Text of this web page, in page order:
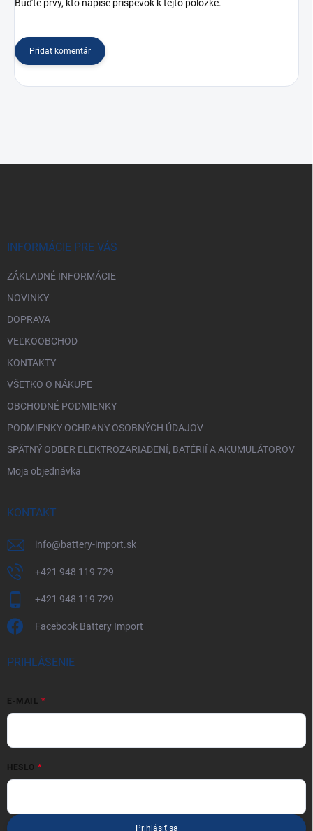
Buďte prvý, kto napíše príspevok k tejto položke.
Pridať komentár
INFORMÁCIE PRE VÁS
ZÁKLADNÉ INFORMÁCIE
NOVINKY
DOPRAVA
VEĽKOOBCHOD
KONTAKTY
VŠETKO O NÁKUPE
OBCHODNÉ PODMIENKY
PODMIENKY OCHRANY OSOBNÝCH ÚDAJOV
SPÄTNÝ ODBER ELEKTROZARIADENÍ, BATÉRIÍ A AKUMULÁTOROV
Moja objednávka
KONTAKT
info@battery-import.sk
+421 948 119 729
+421 948 119 729
Facebook Battery Import
PRIHLÁSENIE
E-MAIL
HESLO
Prihlásiť sa